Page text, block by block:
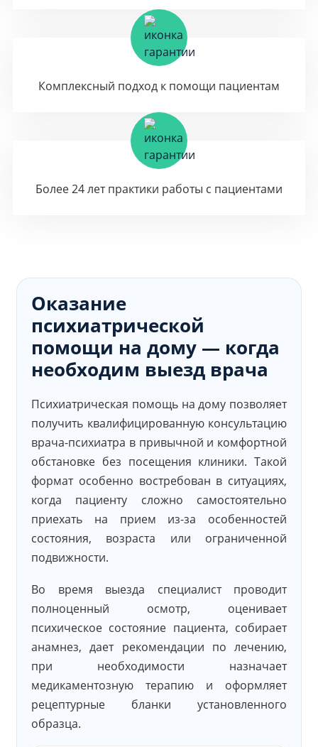
Комплексный подход к помощи пациентам
Более 24 лет практики работы с пациентами
Оказание
психиатрической
помощи на дому — когда
необходим выезд врача
Психиатрическая помощь на дому позволяет
получить квалифицированную консультацию
врача-психиатра в привычной и комфортной
обстановке без посещения клиники. Такой
формат особенно востребован в ситуациях,
когда пациенту сложно самостоятельно
приехать на прием из-за особенностей
состояния, возраста или ограниченной
подвижности.
Во время выезда специалист проводит
полноценный осмотр, оценивает
психическое состояние пациента, собирает
анамнез, дает рекомендации по лечению,
при необходимости назначает
медикаментозную терапию и оформляет
рецептурные бланки установленного
образца.